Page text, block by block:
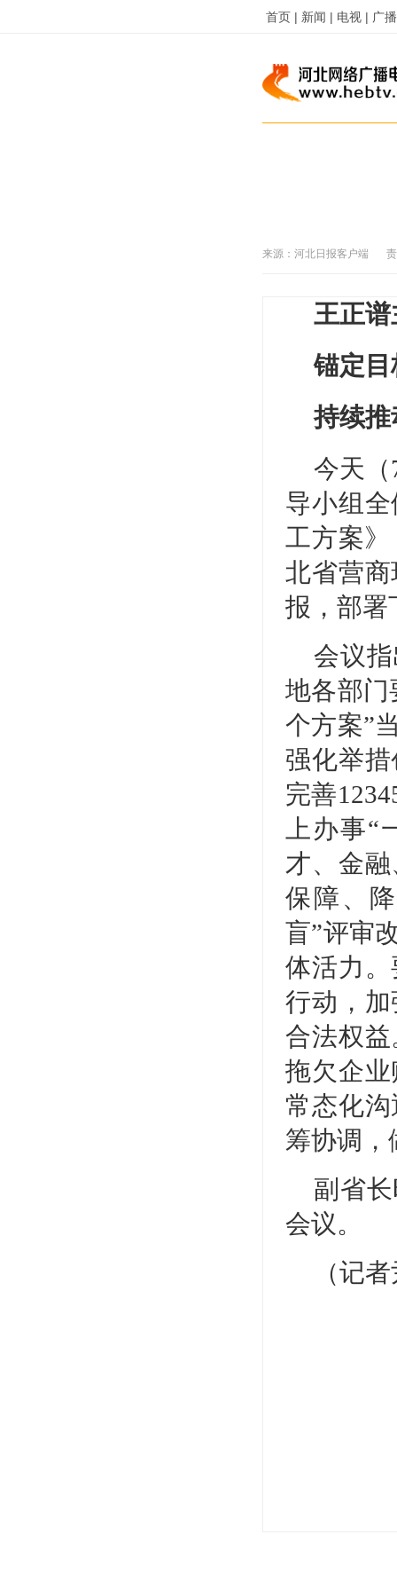
首页 | 新闻 | 电视 | 广
来源： 河北日报客户端
王正
锚定
持续
今天
导小组
工方案
北省营
报，部署
会议
地各部门
个方案”
强化举
完善
上办事
才、金
保障、
盲”评审
体活力
行动，
合法权
拖欠企
常态化
筹协调，
副省
会议。
（记